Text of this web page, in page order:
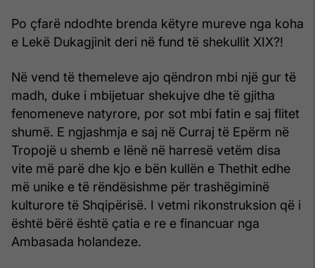
Po çfarë ndodhte brenda këtyre mureve nga koha
e Lekë Dukagjinit deri në fund të shekullit XIX?!
Në vend të themeleve ajo qëndron mbi një gur të
madh, duke i mbijetuar shekujve dhe të gjitha
fenomeneve natyrore, por sot mbi fatin e saj flitet
shumë. E ngjashmja e saj në Curraj të Epërm në
Tropojë u shemb e lënë në harresë vetëm disa
vite më parë dhe kjo e bën kullën e Thethit edhe
më unike e të rëndësishme për trashëgiminë
kulturore të Shqipërisë. I vetmi rikonstruksion që i
është bërë është çatia e re e financuar nga
Ambasada holandeze.